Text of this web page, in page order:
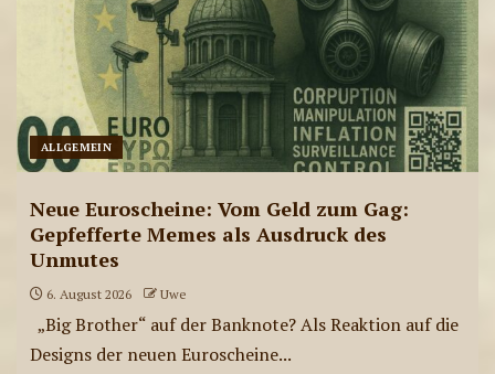
ALLGEMEIN
Neue Euroscheine: Vom Geld zum Gag:
Gepfefferte Memes als Ausdruck des
Unmutes
6. August 2026 Uwe
„Big Brother“ auf der Banknote? Als Reaktion auf die
Designs der neuen Euroscheine...